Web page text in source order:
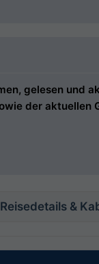
gelesen
der
Reisedetails &